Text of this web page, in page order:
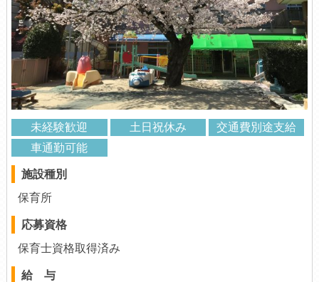
未経験歓迎 土日祝休み
交通費別途支給
車通勤可能
施設種別
保育所
応募資格
保育士資格取得済み
給 与